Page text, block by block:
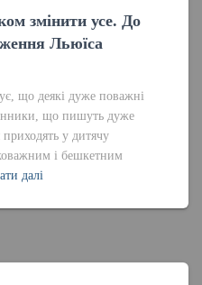
змінити усе. До
Льюїса
що деякі дуже поважні
що пишуть дуже
у дитячу
і бешкетним
далі